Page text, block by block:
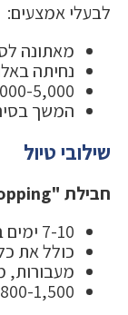
לבעלי אמצעים:
מאתונה
נחיתה
3,000-5,000 יורו
המשך
שילובי טיול
חבילת "Island Hopping"
7-10 ימים בספורדות
כולל את
מעבורות,
800-1,500 יורו לאדם